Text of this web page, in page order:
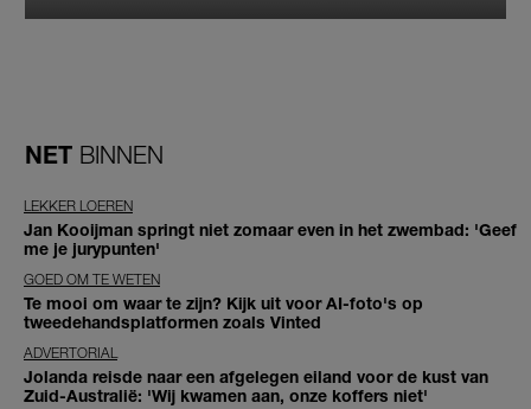
NET BINNEN
LEKKER LOEREN
Jan Kooijman springt niet zomaar even in het zwembad: 'Geef
me je jurypunten'
GOED OM TE WETEN
Te mooi om waar te zijn? Kijk uit voor AI-foto's op
tweedehandsplatformen zoals Vinted
ADVERTORIAL
Jolanda reisde naar een afgelegen eiland voor de kust van
Zuid-Australië: 'Wij kwamen aan, onze koffers niet'